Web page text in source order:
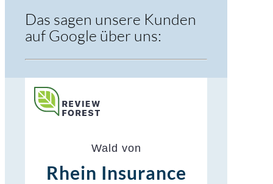
Das sagen unsere Kunden
auf Google über uns:
Wald von
Rhein Insurance